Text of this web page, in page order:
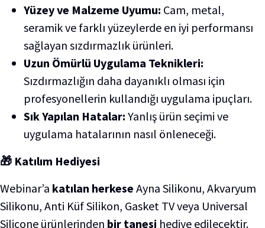
Yüzey ve Malzeme Uyumu: Cam, metal,
seramik ve farklı yüzeylerde en iyi performansı
sağlayan sızdırmazlık ürünleri.
Uzun Ömürlü Uygulama Teknikleri:
Sızdırmazlığın daha dayanıklı olması için
profesyonellerin kullandığı uygulama ipuçları.
Sık Yapılan Hatalar: Yanlış ürün seçimi ve
uygulama hatalarının nasıl önleneceği.
🎁 Katılım Hediyesi
Webinar’a katılan herkese Ayna Silikonu, Akvaryum
Silikonu, Anti Küf Silikon, Gasket TV veya Universal
Silicone ürünlerinden bir tanesi hediye edilecektir.